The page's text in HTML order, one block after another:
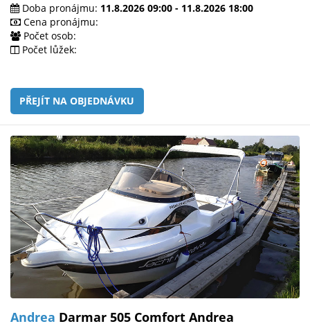
Doba pronájmu: 11.8.2026 09:00 - 11.8.2026 18:00
Cena pronájmu:
Počet osob:
Počet lůžek:
PŘEJÍT NA OBJEDNÁVKU
Andrea Darmar 505 Comfort Andrea
mailem.
objednat
poukaz